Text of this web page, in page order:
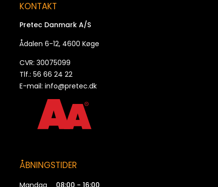
PRDL40/200
A-Liste Type DL, 45x2.000mm Dæklag 45mm
PRDL45/200
A-Liste Type DL, 50x2.000mm Dæklag 50mm
PRDL50/200
KONTAKT
Pretec Danmark A/S
Ådalen 6-12, 4600 Køge
CVR: 30075099
Tlf.: 56 66 24 22
E-mail: info@pretec.dk
ÅBNINGSTIDER
Mandag
08:00 - 16:00